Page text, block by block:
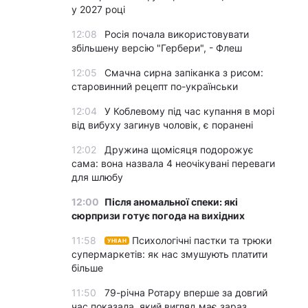
у 2027 році
12:08
Росія почала використовувати
збільшену версію "Гербери", - Флеш
12:05
Смачна сирна запіканка з рисом:
старовинний рецепт по-українськи
12:04
У Коблевому під час купання в морі
від вибуху загинув чоловік, є поранені
12:02
Дружина щомісяця подорожує
сама: вона назвала 4 неочікувані переваги
для шлюбу
12:00 Після аномальної спеки: які
сюрпризи готує погода на вихідних
11:58 УНІАН
Психологічні пастки та трюки
супермаркетів: як нас змушують платити
більше
11:50
79-річна Ротару вперше за довгий